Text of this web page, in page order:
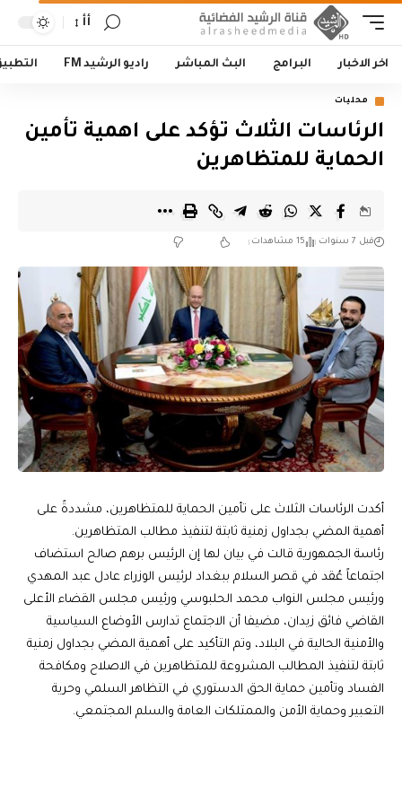
أأ
اخر الاخبار البرامج البث المباشر راديو الرشيد FM
محليات
الرئاسات الثلاث تؤكد على اهمية تأمين
الحماية للمتظاهرين
قبل 7 سنوات 15 مشاهدات
أكدت الرئاسات الثلاث على تأمين الحماية للمتظاهرين، مشددةً على
أهمية المضي بجداول زمنية ثابتة لتنفيذ مطالب المتظاهرين.
رئاسة الجمهورية قالت في بيان لها إن الرئيس برهم صالح استضاف
اجتماعاً عُقد في قصر السلام ببغداد لرئيس الوزراء عادل عبد المهدي
ورئيس مجلس النواب محمد الحلبوسي ورئيس مجلس القضاء الأعلى
القاضي فائق زيدان، مضيفا أن الاجتماع تدارس الأوضاع السياسية
والأمنية الحالية في البلاد، وتم التأكيد على أهمية المضي بجداول زمنية
ثابتة لتنفيذ المطالب المشروعة للمتظاهرين في الاصلاح ومكافحة
الفساد وتأمين حماية الحق الدستوري في التظاهر السلمي وحرية
التعبير وحماية الأمن والممتلكات العامة والسلم المجتمعي.